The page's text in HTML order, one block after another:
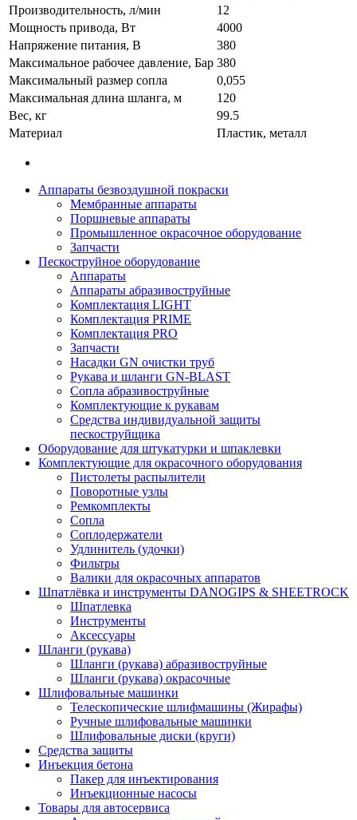
Производительность, л/мин
12
Мощность привода, Вт
4000
Напряжение питания, В
380
Максимальное рабочее давление, Бар 380
Максимальный размер сопла
0,055
Максимальная длина шланга, м
120
Вес, кг
99.5
Материал
Пластик, металл
Аппараты безвоздушной покраски
Мембранные аппараты
Поршневые аппараты
Промышленное окрасочное оборудование
Запчасти
Пескоструйное оборудование
Аппараты
Аппараты абразивоструйные
Комплектация LIGHT
Комплектация PRIME
Комплектация PRO
Запчасти
Насадки GN очистки труб
Рукава и шланги GN-BLAST
Сопла абразивоструйные
Комплектующие к рукавам
Средства индивидуальной защиты
пескоструйщика
Оборудование для штукатурки и шпаклевки
Комплектующие для окрасочного оборудования
Пистолеты распылители
Поворотные узлы
Ремкомплекты
Сопла
Соплодержатели
Удлинитель (удочки)
Фильтры
Валики для окрасочных аппаратов
Шпатлёвка и инструменты DANOGIPS & SHEETROCK
Шпатлевка
Инструменты
Аксессуары
Шланги (рукава)
Шланги (рукава) абразивоструйные
Шланги (рукава) окрасочные
Шлифовальные машинки
Телескопические шлифмашины (Жирафы)
Ручные шлифовальные машинки
Шлифовальные диски (круги)
Средства защиты
Инъекция бетона
Пакер для инъектирования
Инъекционные насосы
Товары для автосервиса